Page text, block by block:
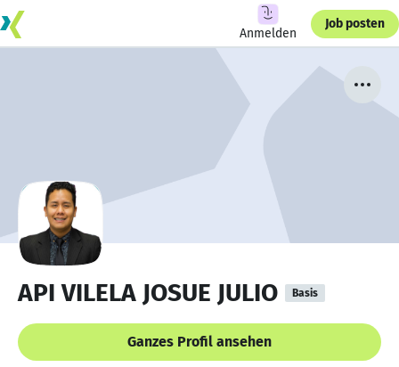
Anmelden
Job posten
API VILELA JOSUE JULIO Basis
Ganzes Profil ansehen